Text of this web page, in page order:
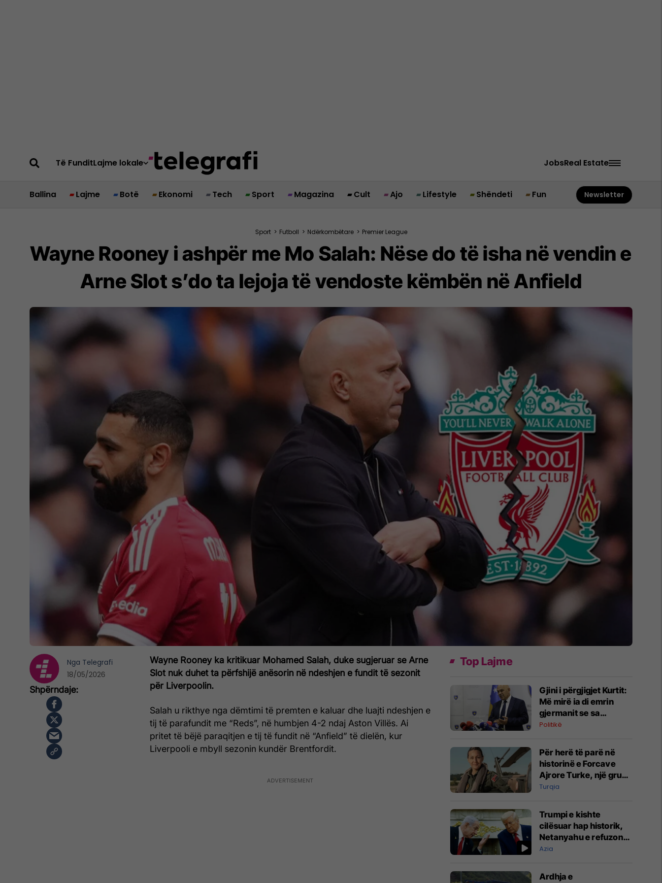
Të FunditLajme lokale JobsReal Estate
Ballina Lajme Botë Ekonomi Tech Sport Magazina Cult Ajo Lifestyle Shëndeti Fun Newsletter
Sport > Futboll > Ndërkombëtare > Premier League
Wayne Rooney i ashpër me Mo Salah: Nëse do të isha në vendin e
Arne Slot s’do ta lejoja të vendoste këmbën në Anfield
Wayne Rooney ka kritikuar Mohamed Salah, duke sugjeruar se Arne
Slot nuk duhet ta përfshijë anësorin në ndeshjen e fundit të sezonit
për Liverpoolin.
Salah u rikthye nga dëmtimi të premten e kaluar dhe luajti ndeshjen e
tij të parafundit me “Reds”, në humbjen 4-2 ndaj Aston Villës. Ai
pritet të bëjë paraqitjen e tij të fundit në “Anfield” të dielën, kur
Liverpooli e mbyll sezonin kundër Brentfordit.
Nga Telegrafi
18/05/2026
Top Lajme
Gjini i përgjigjet Kurtit:
Më mirë ia di emrin
gjermanit se sa
Aleancës
Politikë
Për herë të parë në
historinë e Forcave
Ajrore Turke, një grua
merr gradën e
Turqia
Trumpi e kishte
cilësuar hap historik,
Netanyahu e refuzon
marrëveshjen për
Azia
Ardhja e